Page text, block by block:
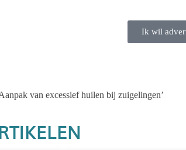
Ik wil
van excessief huilen bij zuigelingen’